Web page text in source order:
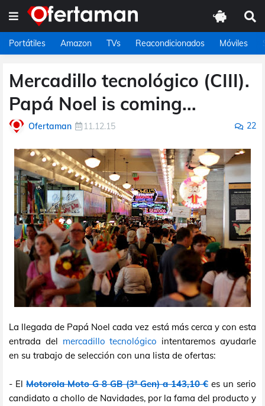
Portátiles Amazon TVs Reacondicionados Móviles
Mercadillo tecnológico (CIII).
Papá Noel is coming...
Ofertaman 11.12.15 22
La llegada de Papá Noel cada vez está más cerca y con esta
entrada del mercadillo tecnológico intentaremos ayudarle
en su trabajo de selección con una lista de ofertas:
- ElMotorola Moto G 8 GB (3ª Gen) a 143,10 €es un serio
candidato a chollo de Navidades, por la fama del producto y